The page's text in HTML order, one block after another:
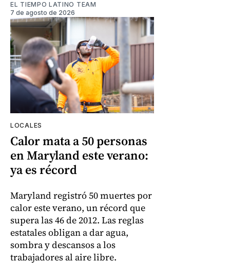
EL TIEMPO LATINO TEAM
7 de agosto de 2026
LOCALES
Calor mata a 50 personas
en Maryland este verano:
ya es récord
Maryland registró 50 muertes por
calor este verano, un récord que
supera las 46 de 2012. Las reglas
estatales obligan a dar agua,
sombra y descansos a los
trabajadores al aire libre.